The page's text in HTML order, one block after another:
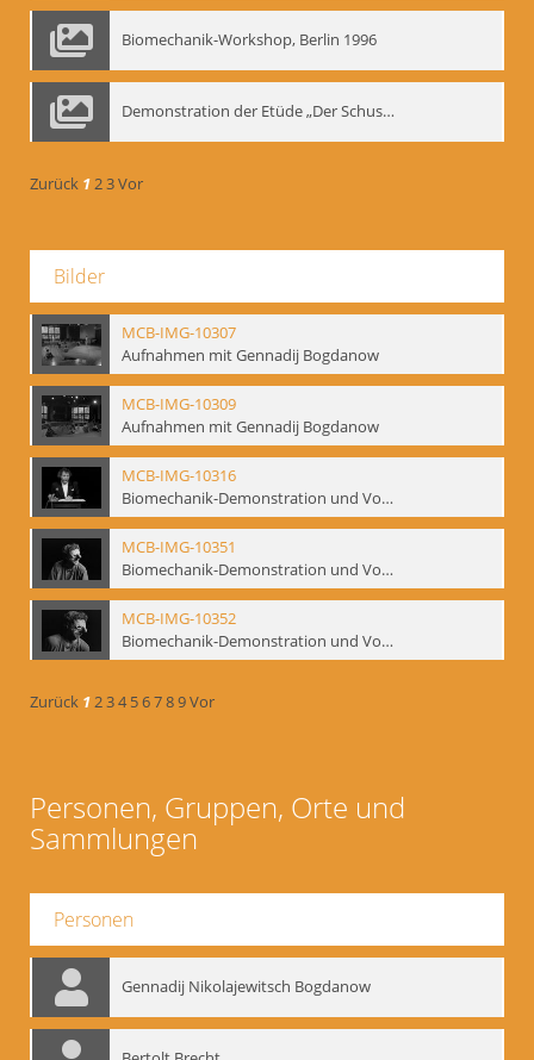
Biomechanik-Workshop, Berlin 1996
Demonstration der Etüde „Der Schuss mit dem Bogen“ durch Gennadij Nikolajewitsch Bogdanow, Berlin 1991
Zurück 123Vor
Bilder
MCB-IMG-10307
Aufnahmen mit Gennadij Bogdanow
MCB-IMG-10309
Aufnahmen mit Gennadij Bogdanow
MCB-IMG-10316
Biomechanik-Demonstration und Vortrag, Berliner Ensemble, 04.10.1991
MCB-IMG-10351
Biomechanik-Demonstration und Vortrag, Berliner Ensemble, 04.10.1991
MCB-IMG-10352
Biomechanik-Demonstration und Vortrag, Berliner Ensemble, 04.10.1991
Zurück 1234 56789Vor
Personen, Gruppen, Orte und
Sammlungen
Personen
Gennadij Nikolajewitsch Bogdanow